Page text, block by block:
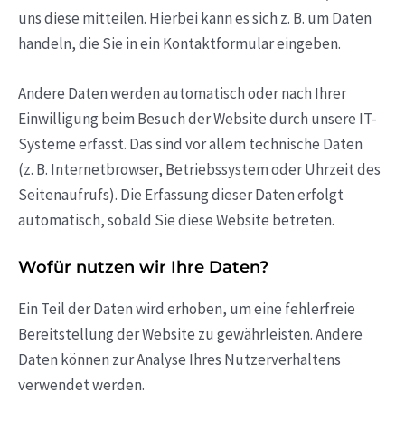
uns diese mitteilen. Hierbei kann es sich z. B. um Daten
handeln, die Sie in ein Kontaktformular eingeben.
Andere Daten werden automatisch oder nach Ihrer
Einwilligung beim Besuch der Website durch unsere IT-
Systeme erfasst. Das sind vor allem technische Daten
(z. B. Internetbrowser, Betriebssystem oder Uhrzeit des
Seitenaufrufs). Die Erfassung dieser Daten erfolgt
automatisch, sobald Sie diese Website betreten.
Wofür nutzen wir Ihre Daten?
Ein Teil der Daten wird erhoben, um eine fehlerfreie
Bereitstellung der Website zu gewährleisten. Andere
Daten können zur Analyse Ihres Nutzerverhaltens
verwendet werden.